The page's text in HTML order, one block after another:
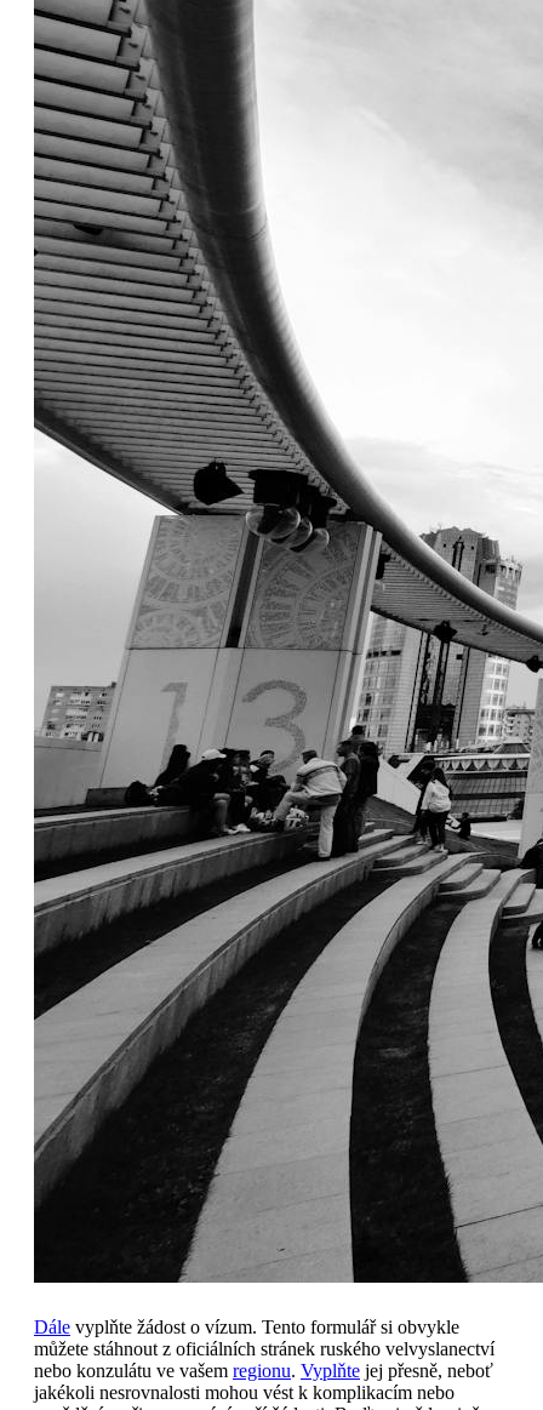
Dále vyplňte žádost o vízum. Tento formulář si obvykle
můžete stáhnout z oficiálních stránek ruského velvyslanectví
nebo konzulátu ve vašem regionu. Vyplňte jej přesně, neboť
jakékoli nesrovnalosti mohou vést k komplikacím nebo